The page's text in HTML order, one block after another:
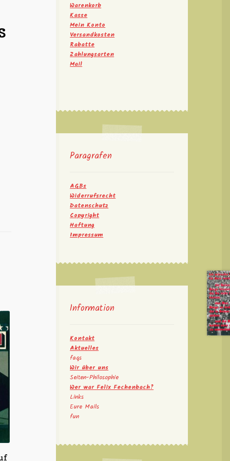
Warenkorb
Kasse
Mein Konto
Versandkosten
Rabatte
Zahlungsarten
Mail
Paragrafen
AGBs
Widerrufsrecht
Datenschutz
Copyright
Haftung
Impressum
Information
Kontakt
Aktuelles
faqs
Wir über uns
Seiten-Philosophie
Wer war Felix Fechenbach?
Links
Eure Mails
fun